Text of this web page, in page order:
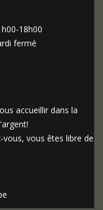
18h00
fermé
accueillir dans la
vous, vous êtes libre de